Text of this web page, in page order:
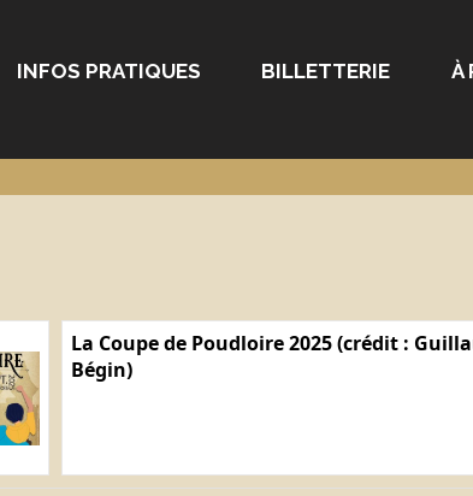
INFOS PRATIQUES BILLETTERIE À
La Coupe de Poudloire 2025 (crédit :
Bégin)